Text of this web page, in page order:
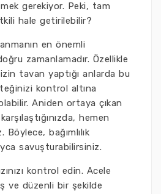
gerekiyor. Peki, tam
hale getirilebilir?
en önemli
zamanlamadır. Özellikle
tavan yaptığı anlarda bu
kontrol altına
Aniden ortaya çıkan
hemen
Böylece, bağımlılık
savuşturabilirsiniz.
kontrol edin. Acele
ve düzenli bir şekilde